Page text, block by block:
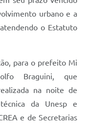
urbano e a
o Estatuto
para o prefeito Mi
Braguini, que
na noite de
da Unesp e
e de Secretarias